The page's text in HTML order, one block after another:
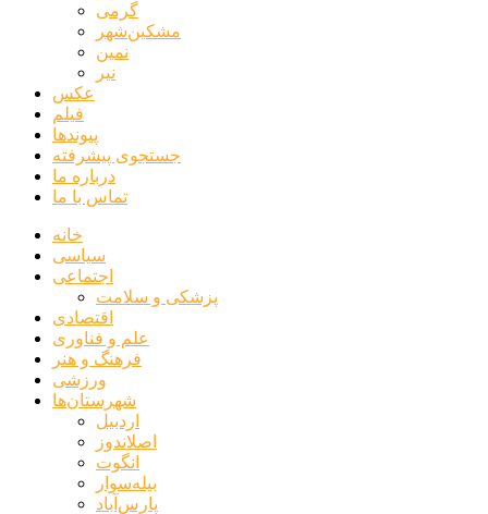
گرمی
مشکین‌شهر
نمین
نیر
عکس
فیلم
پیوندها
جستجوی پیشرفته
درباره ما
تماس با ما
خانه
سیاسی
اجتماعی
پزشکی و سلامت
اقتصادی
علم و فناوری
فرهنگ و هنر
ورزشی
شهرستان‌ها
اردبیل
اصلاندوز
انگوت
بیله‌سوار
پارس‌آباد